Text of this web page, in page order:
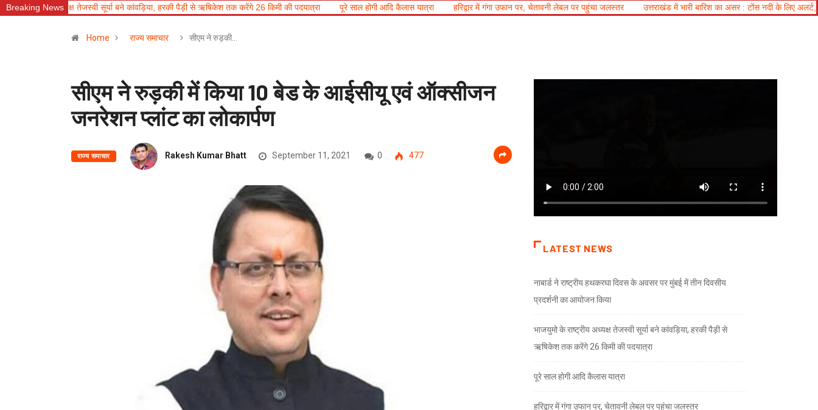
Breaking News
सूर्या बने कांवड़िया, हरकी पैड़ी से ऋषिकेश तक करेंगे 26 किमी की पदयात्रा पूरे साल होगी आदि कैलास यात्रा हरिद्वार में गंगा उफान पर, चेतावनी लेबल पर पहुंचा जलस्तर उत्तराखंड में भारी बारिश का असर : टोंस नदी के लिए अलर्ट, गंगोत्री-यमुनोत्री और
Home राज्य समाचार सीएम ने रुड़की…
सीएम ने रुड़की में किया 10 बेड के आईसीयू एवं ऑक्सीजन
जनरेशन प्लांट का लोकार्पण
राज्य समाचार Rakesh Kumar Bhatt September 11, 2021 0 477
LATEST NEWS
नाबार्ड ने राष्ट्रीय हथकरघा दिवस के अवसर पर मुंबई में तीन दिवसीय
प्रदर्शनी का आयोजन किया
भाजयुमो के राष्ट्रीय अध्यक्ष तेजस्वी सूर्या बने कांवड़िया, हरकी पैड़ी से
ऋषिकेश तक करेंगे 26 किमी की पदयात्रा
पूरे साल होगी आदि कैलास यात्रा
हरिद्वार में गंगा उफान पर, चेतावनी लेबल पर पहुंचा जलस्तर